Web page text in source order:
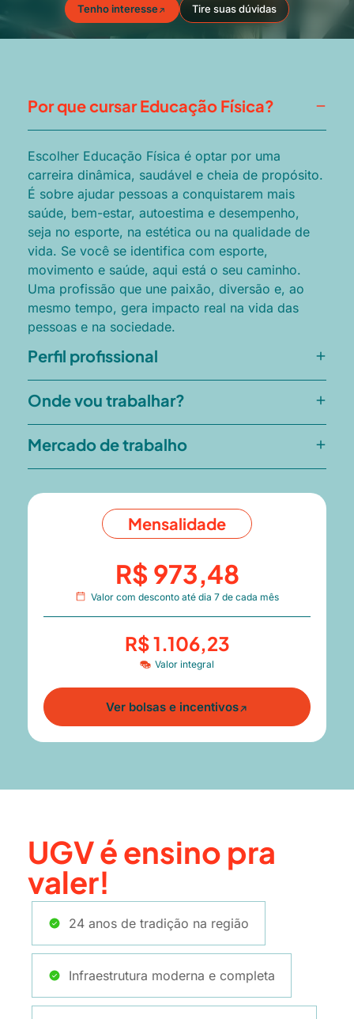
Tenho interesse Tire suas dúvidas
Por que cursar Educação Física?
Escolher Educação Física é optar por uma
carreira dinâmica, saudável e cheia de propósito.
É sobre ajudar pessoas a conquistarem mais
saúde, bem-estar, autoestima e desempenho,
seja no esporte, na estética ou na qualidade de
vida. Se você se identifica com esporte,
movimento e saúde, aqui está o seu caminho.
Uma profissão que une paixão, diversão e, ao
mesmo tempo, gera impacto real na vida das
pessoas e na sociedade.
Perfil profissional
Onde vou trabalhar?
Mercado de trabalho
Mensalidade
R$ 973,48
Valor com desconto até dia 7 de cada mês
R$ 1.106,23
Valor integral
Ver bolsas e incentivos
UGV é ensino pra
valer!
24 anos de tradição na região
Infraestrutura moderna e completa